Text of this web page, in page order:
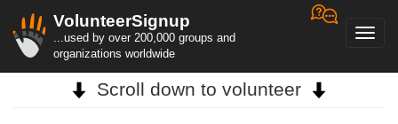
VolunteerSignup
...used by over 200,000 groups and
organizations worldwide
Scroll down to volunteer